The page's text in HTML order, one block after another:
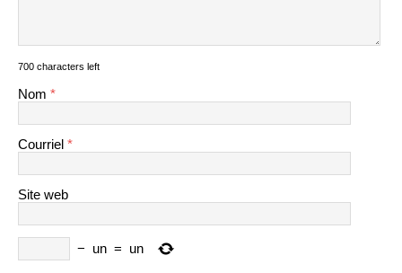
700 characters left
Nom *
Courriel *
Site web
− un = un